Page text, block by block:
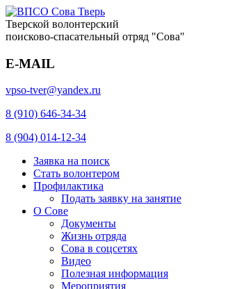
Тверской волонтерский
поисково-спасательный отряд "Сова"
E-MAIL
vpso-tver@yandex.ru
8 (910) 646-34-34
8 (904) 014-12-34
Заявка на поиск
Стать волонтером
Профилактика
Подать заявку на занятие
О Сове
Документы
Жизнь отряда
Сова в соцсетях
Видео
Полезная информация
Мероприятия